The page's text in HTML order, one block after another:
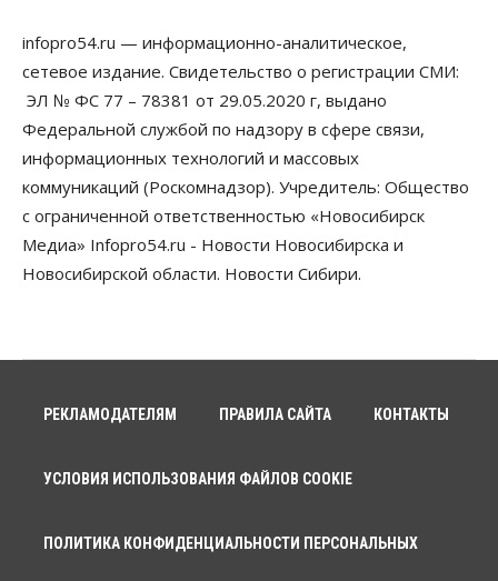
Цены в ресторанах Новосибирска выросли на 8%
10 Августа 2026, 13:00
Духовная и медицинская помощь: корабль-
церковь посетит 50 поселений Новосибирской
области
10 Августа 2026, 12:15
Общество
В Новосибирской области число дел о
банкротстве с начала года выросло на 7,2 %
начальникам полиции Новосибирской области
Финансы
infopro54.ru — информационно-аналитическое,
сетевое издание. Свидетельство о регистрации СМИ:
ЭЛ № ФС 77 – 78381 от 29.05.2020 г, выдано
Федеральной службой по надзору в сфере связи,
информационных технологий и массовых
коммуникаций (Роскомнадзор). Учредитель: Общество
с ограниченной ответственностью «Новосибирск
Медиа» Infopro54.ru - Новости Новосибирска и
Новосибирской области. Новости Сибири.
РЕКЛАМОДАТЕЛЯМ ПРАВИЛА САЙТА КОНТАКТЫ
УСЛОВИЯ ИСПОЛЬЗОВАНИЯ ФАЙЛОВ COOKIE
ПОЛИТИКА КОНФИДЕНЦИАЛЬНОСТИ ПЕРСОНАЛЬНЫХ